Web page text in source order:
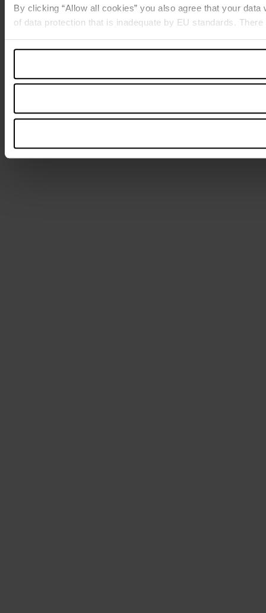
By clicking “Allow all cookies” you also agree that your
of data protection that is inadequate by EU standards.